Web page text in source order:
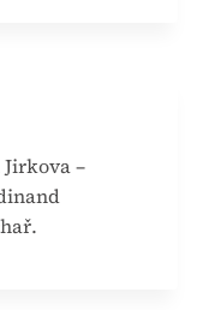
–